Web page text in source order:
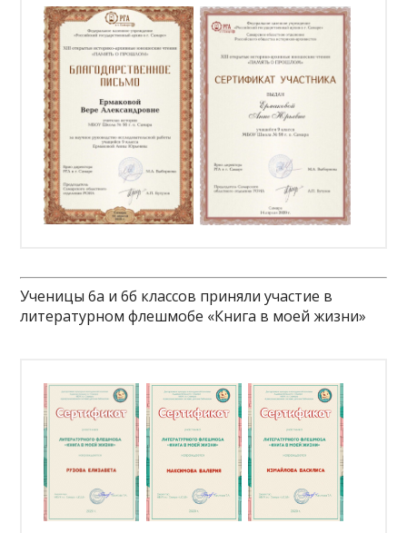
Ученицы 6а и 6б классов приняли участие в
литературном флешмобе «Книга в моей жизни»